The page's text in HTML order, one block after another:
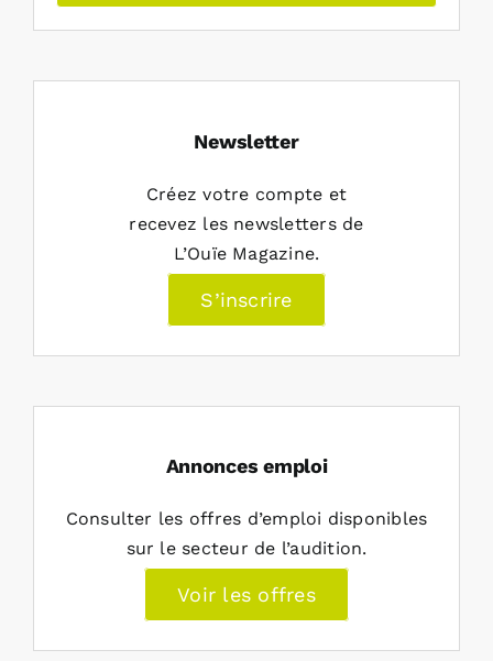
Newsletter
Créez votre compte et
recevez les newsletters de
L’Ouïe Magazine.
S’inscrire
Annonces emploi
Consulter les offres d’emploi disponibles
sur le secteur de l’audition.
Voir les offres